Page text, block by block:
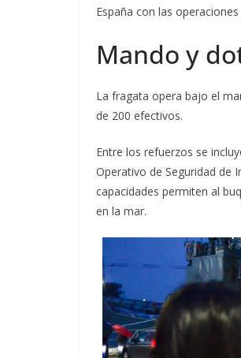
España con las
Mando y
La fragata opera bajo el
de 200 efectivos.
Entre los refuerzos se
Operativo de Seguridad de
capacidades permiten al
en la mar.